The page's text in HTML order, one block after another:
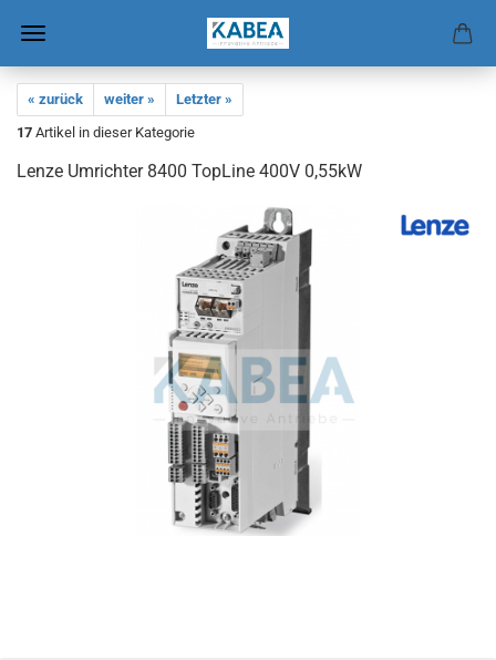
« zurück weiter »
Letzter »
17 Artikel in dieser Kategorie
Lenze Um­rich­ter 8400 Top­Li­ne 400V 0,55kW